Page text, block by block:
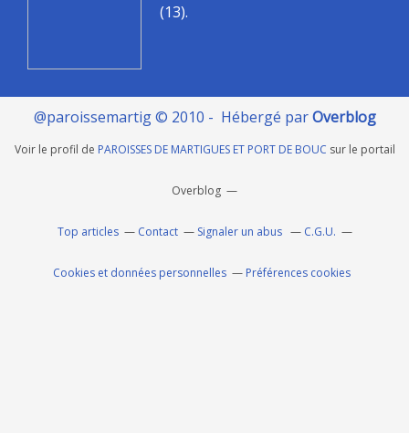
(13).
@paroissemartig © 2010 - Hébergé parOverblog
Voir le profil de PAROISSES DE MARTIGUES ET PORT DE BOUC sur le portail
Overblog
Top articles Contact Signaler un abus C.G.U.
Cookies et données personnelles Préférences cookies